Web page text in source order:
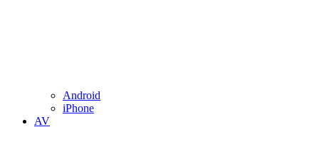
Android
iPhone
AV